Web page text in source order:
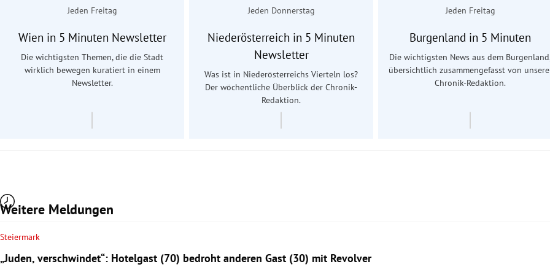
Jeden Freitag
Wien in 5 Minuten Newsletter
Die wichtigsten Themen, die die Stadt
wirklich bewegen kuratiert in einem
Newsletter.
Jeden Donnerstag
Niederösterreich in 5 Minuten
Newsletter
Was ist in Niederösterreichs Vierteln los?
Der wöchentliche Überblick der Chronik-
Redaktion.
Jeden Freitag
Burgenland in 5 Minuten
Die wichtigsten News aus dem
übersichtlich zusammengefasst von
Chronik-Redaktion.
Weitere Meldungen
Steiermark
„Juden, verschwindet“: Hotelgast (70) bedroht anderen Gast (30) mit Revolver